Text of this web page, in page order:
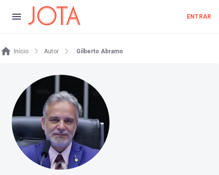
ENTRAR
Início Autor Gilberto Abramo